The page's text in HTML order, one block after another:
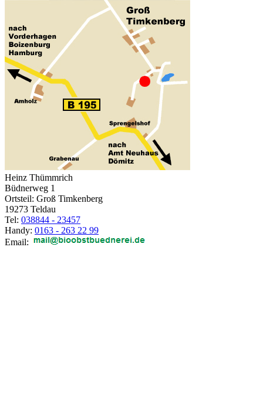
Heinz Thümmrich
Büdnerweg 1
Ortsteil: Groß Timkenberg
19273 Teldau
Tel: 038844 - 23457
Handy: 0163 - 263 22 99
Email: